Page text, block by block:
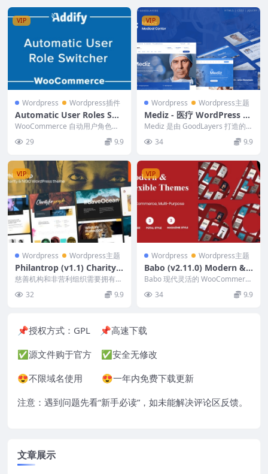
VIP
Wordpress Wordpress插件
Automatic User Roles Swi
tcher 1.3.0
WooCommerce 自动用户角色切
换器使您能够根据各种条件（例如
特定产品购买...
29 9.9
VIP
Wordpress Wordpress主题
Mediz - 医疗 WordPress 2.
1.3
Mediz 是由 GoodLayers 打造的超
34 9.9
VIP
Wordpress Wordpress主题
Philantrop (v1.1) Charity
& Nonprofit WordPress T
heme
慈善机构和非营利组织需要拥有与
其使命一样令人惊叹和引人入胜的
在线形象。Phila...
32 9.9
VIP
Wordpress Wordpress主题
Babo (v2.11.0) Modern & F
lexible WooCommerce Th
eme
Babo 现代灵活的 WooCommerce
主题 这款优雅直观的电子商务 W
o... 34 9.9
📌授权方式： GPL 📌高速下载
✅源文件购于官方 ✅安全无修改
😍不限域名使用 😍一年内免费下载更新
注意：遇到问题先看“新手必读”，如未能解决评论区反馈。
文章展示